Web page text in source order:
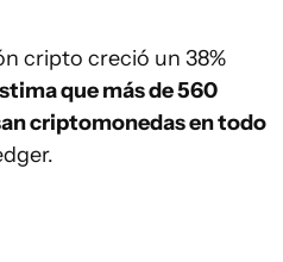
cripto creció un 38%
que más de 560
criptomonedas en todo